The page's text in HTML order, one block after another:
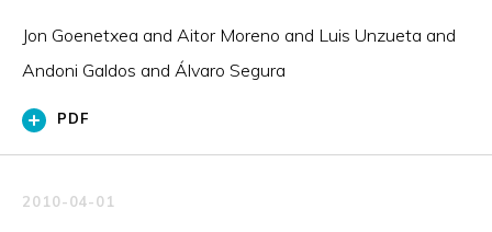
Jon Goenetxea and Aitor Moreno and Luis Unzueta and
Andoni Galdos and Álvaro Segura
PDF
2010-04-01